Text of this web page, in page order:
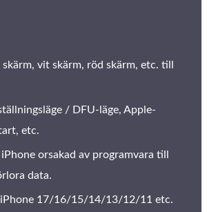
vit skärm, röd skärm, etc. till
/ DFU-läge, Apple-
etc.
orsakad av programvara till
data.
iPhone 17/16/15/14/13/12/11 etc.